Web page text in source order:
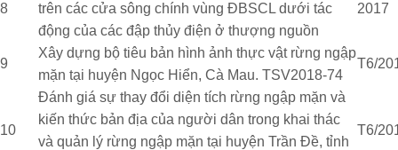
8
trên các cửa sông chính vùng ĐBSCL dưới tác
động của các đập thủy điện ở thượng nguồn
2017
9
Xây dựng bộ tiêu bản hình ảnh thực vật rừng ngập
mặn tại huyện Ngọc Hiển, Cà Mau. TSV2018-74
T6/
10
Đánh giá sự thay đổi diện tích rừng ngập mặn và
kiến thức bản địa của người dân trong khai thác
và quản lý rừng ngập mặn tại huyện Trần Đề, tỉnh
T6/